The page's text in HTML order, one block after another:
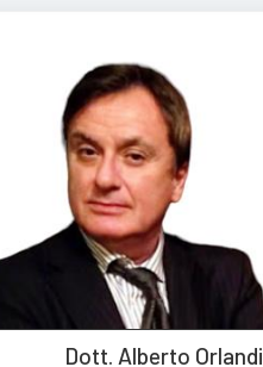
Dott. Alberto Orlandi